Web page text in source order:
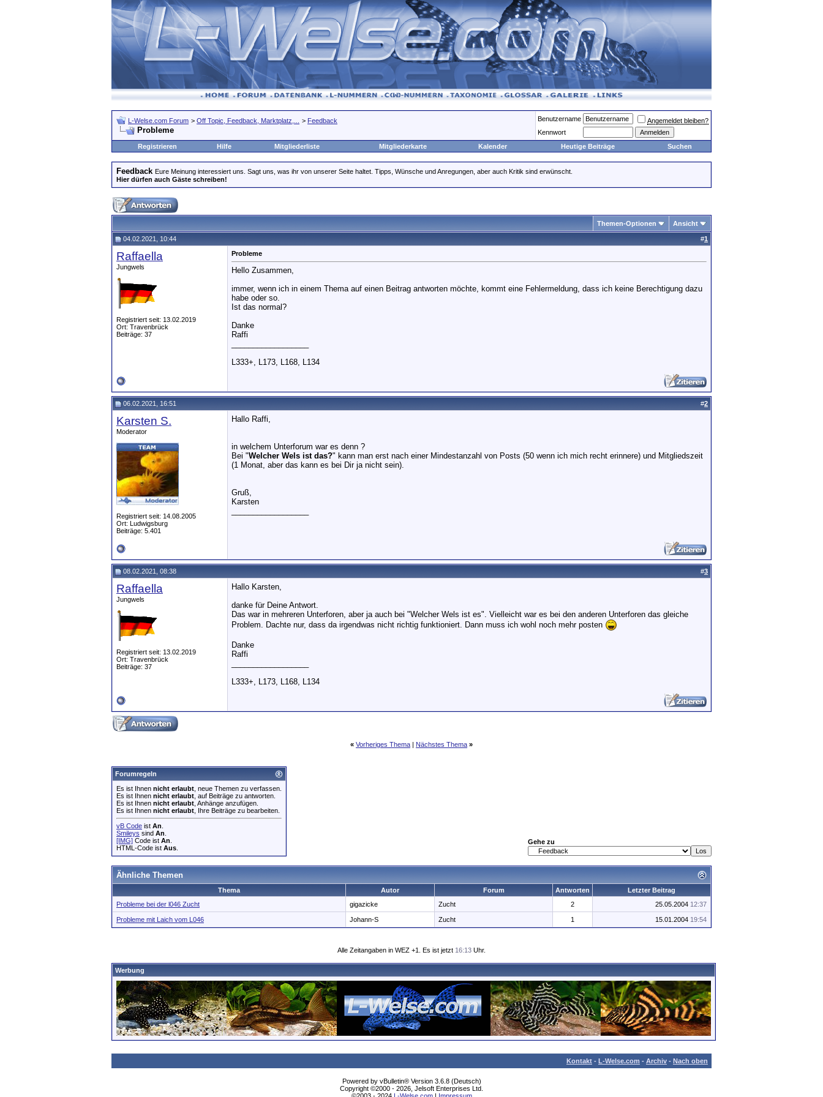
L-Welse.com Forum > Off Topic, Feedback, Marktplatz,... > Feedback
Probleme
Benutzername
Angemeldet bleiben?
Kennwort
Registrieren
Hilfe Mitgliederliste Mitgliederkarte Kalender Heutige Beiträge Suchen
Feedback Eure Meinung interessiert uns. Sagt uns, was ihr von unserer Seite haltet. Tipps, Wünsche und Anregungen, aber auch Kritik sind erwünscht.
Hier dürfen auch Gäste schreiben!
Themen-Optionen Ansicht
04.02.2021, 10:44 #1
Raffaella
Jungwels
Registriert seit: 13.02.2019
Ort: Travenbrück
Beiträge: 37
Probleme
Hello Zusammen,
immer, wenn ich in einem Thema auf einen Beitrag antworten möchte, kommt eine Fehlermeldung, dass ich keine Berechtigung dazu
habe oder so.
Ist das normal?
Danke
Raffi
L333+, L173, L168, L134
06.02.2021, 16:51 #2
Karsten S.
Moderator
Registriert seit: 14.08.2005
Ort: Ludwigsburg
Beiträge: 5.401
Hallo Raffi,
in welchem Unterforum war es denn ?
Bei "Welcher Wels ist das?" kann man erst nach einer Mindestanzahl von Posts (50 wenn ich mich recht erinnere) und Mitgliedszeit
(1 Monat, aber das kann es bei Dir ja nicht sein).
Gruß,
Karsten
08.02.2021, 08:38 #3
Raffaella
Jungwels
Registriert seit: 13.02.2019
Ort: Travenbrück
Beiträge: 37
Hallo Karsten,
danke für Deine Antwort.
Das war in mehreren Unterforen, aber ja auch bei "Welcher Wels ist es". Vielleicht war es bei den anderen Unterforen das gleiche
Problem. Dachte nur, dass da irgendwas nicht richtig funktioniert. Dann muss ich wohl noch mehr posten
Danke
Raffi
L333+, L173, L168, L134
« Vorheriges Thema | Nächstes Thema »
Forumregeln
Es ist Ihnen nicht erlaubt , neue Themen zu verfassen.
Es ist Ihnen nicht erlaubt , auf Beiträge zu antworten.
Es ist Ihnen nicht erlaubt , Anhänge anzufügen.
Es ist Ihnen nicht erlaubt , Ihre Beiträge zu bearbeiten.
vB Code ist An
Smileys sind An
[IMG] Code ist An
HTML-Code ist Aus
Gehe zu
Ähnliche Themen
Thema Autor Forum Antworten
Letzter Beitrag
Probleme bei der l046 Zucht
gigazicke Zucht 2 25.05.2004 12:37
Probleme mit Laich vom L046 Johann-S Zucht 1 15.01.2004 19:54
Alle Zeitangaben in WEZ +1. Es ist jetzt 16:13 Uhr.
Werbung
Kontakt - L-Welse.com - Archiv - Nach oben
Powered by vBulletin® Version 3.6.8 (Deutsch)
Copyright ©2000 - 2026, Jelsoft Enterprises Ltd.